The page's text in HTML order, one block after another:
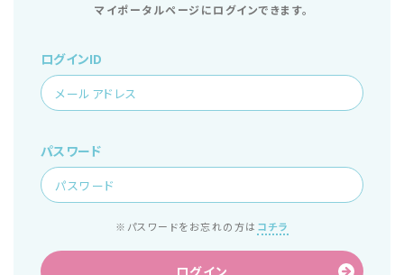
マイポータルページにログインできます。
ログインID
パスワード
※パスワードをお忘れの方は コチラ
ログイン